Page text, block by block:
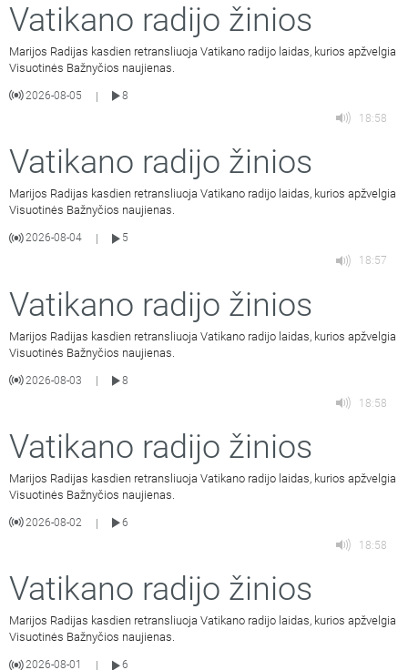
Vatikano radijo žinios
Marijos Radijas kasdien retransliuoja Vatikano radijo laidas, kurios apžvelgia
Visuotinės Bažnyčios naujienas.
2026-08-05 |
8
18:58
Vatikano radijo žinios
Marijos Radijas kasdien retransliuoja Vatikano radijo laidas, kurios apžvelgia
Visuotinės Bažnyčios naujienas.
2026-08-04
5
18:57
Vatikano radijo žinios
Marijos Radijas kasdien retransliuoja Vatikano radijo laidas, kurios apžvelgia
Visuotinės Bažnyčios naujienas.
2026-08-03
8
18:58
Vatikano radijo žinios
Marijos Radijas kasdien retransliuoja Vatikano radijo laidas, kurios apžvelgia
Visuotinės Bažnyčios naujienas.
2026-08-02 |
6
18:58
Vatikano radijo žinios
Marijos Radijas kasdien retransliuoja Vatikano radijo laidas, kurios apžvelgia
Visuotinės Bažnyčios naujienas.
2026-08-01 6